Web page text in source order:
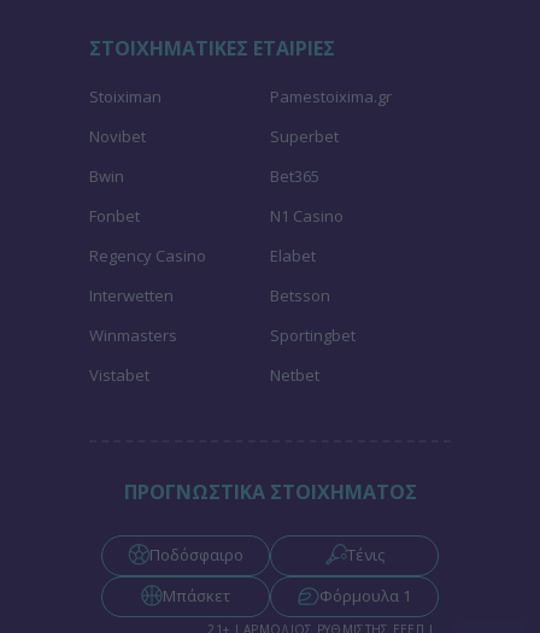
ΣΤΟΙΧΗΜΑΤΙΚΕΣ ΕΤΑΙΡΙΕΣ
Stoiximan
Pamestoixima.gr
Novibet
Superbet
Bwin
Bet365
Fonbet
N1 Casino
Regency Casino
Elabet
Interwetten
Betsson
Winmasters
Sportingbet
Vistabet
Netbet
ΠΡΟΓΝΩΣΤΙΚΑ ΣΤΟΙΧΗΜΑΤΟΣ
Ποδόσφαιρο
Τένις
Μπάσκετ
Φόρμουλα 1
21+ | ΑΡΜΟΔΙΟΣ ΡΥΘΜΙΣΤΗΣ ΕΕΕΠ |